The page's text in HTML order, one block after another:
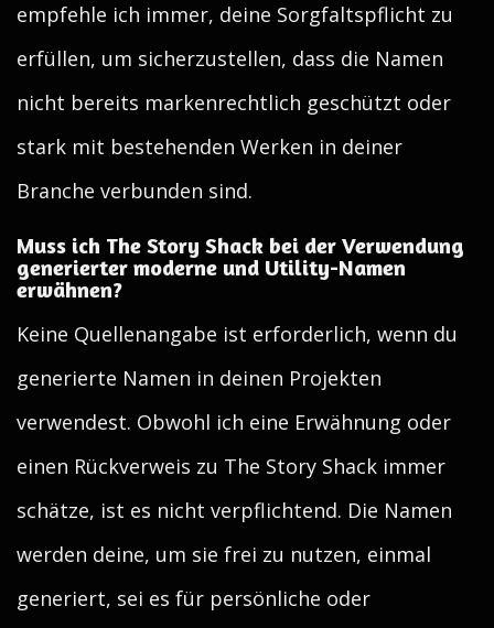
empfehle ich immer, deine Sorgfaltspflicht zu
erfüllen, um sicherzustellen, dass die Namen
nicht bereits markenrechtlich geschützt oder
stark mit bestehenden Werken in deiner
Branche verbunden sind.
Muss ich The Story Shack bei der Verwendung
generierter moderne und Utility-Namen
erwähnen?
Keine Quellenangabe ist erforderlich, wenn du
generierte Namen in deinen Projekten
verwendest. Obwohl ich eine Erwähnung oder
einen Rückverweis zu The Story Shack immer
schätze, ist es nicht verpflichtend. Die Namen
werden deine, um sie frei zu nutzen, einmal
generiert, sei es für persönliche oder